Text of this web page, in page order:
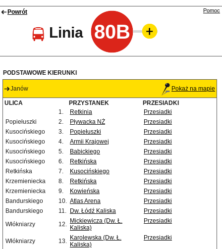
Powrót
Linia 80B
Pomoc
PODSTAWOWE KIERUNKI
Janów Pokaż na mapie
ULICA PRZYSTANEK
PRZESIADKI
1.
Retkinia
Przesiadki
Popiełuszki
2. Pływacka NŻ
Przesiadki
Kusocińskiego
3. Popiełuszki
Przesiadki
Kusocińskiego
4. Armii Krajowej
Przesiadki
Kusocińskiego
5. Babickiego
Przesiadki
Kusocińskiego
6. Retkińska
Przesiadki
Retkińska
7. Kusocińskiego
Przesiadki
Krzemieniecka
8. Retkińska
Przesiadki
Krzemieniecka
9. Kowieńska
Przesiadki
Bandurskiego
10. Atlas Arena
Przesiadki
Bandurskiego
11. Dw. Łódź Kaliska
Przesiadki
Włókniarzy
12. Mickiewicza (Dw. Ł.
Kaliska)
Przesiadki
Włókniarzy 13. Karolewska (Dw. Ł.
Kaliska)
Przesiadki